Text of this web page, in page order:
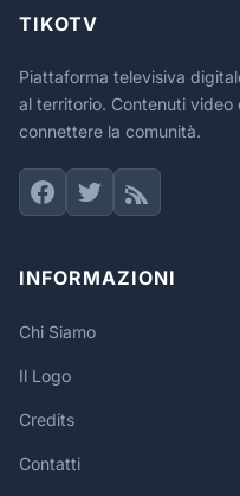
TIKOTV
Piattaforma televisiva
al territorio. Contenuti
connettere la comunità.
INFORMAZIONI
Chi Siamo
Il Logo
Credits
Contatti